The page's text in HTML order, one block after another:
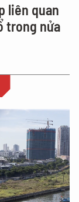
liên quan
trong nửa